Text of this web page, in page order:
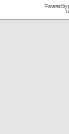
Powered by